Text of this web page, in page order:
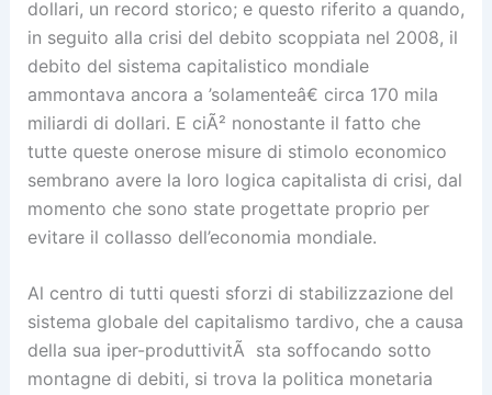
dollari, un record storico; e questo riferito a quando,
in seguito alla crisi del debito scoppiata nel 2008, il
debito del sistema capitalistico mondiale
ammontava ancora a ’solamenteâ€ circa 170 mila
miliardi di dollari. E ciÃ² nonostante il fatto che
tutte queste onerose misure di stimolo economico
sembrano avere la loro logica capitalista di crisi, dal
momento che sono state progettate proprio per
evitare il collasso dell’economia mondiale.
Al centro di tutti questi sforzi di stabilizzazione del
sistema globale del capitalismo tardivo, che a causa
della sua iper-produttivitÃ sta soffocando sotto
montagne di debiti, si trova la politica monetaria